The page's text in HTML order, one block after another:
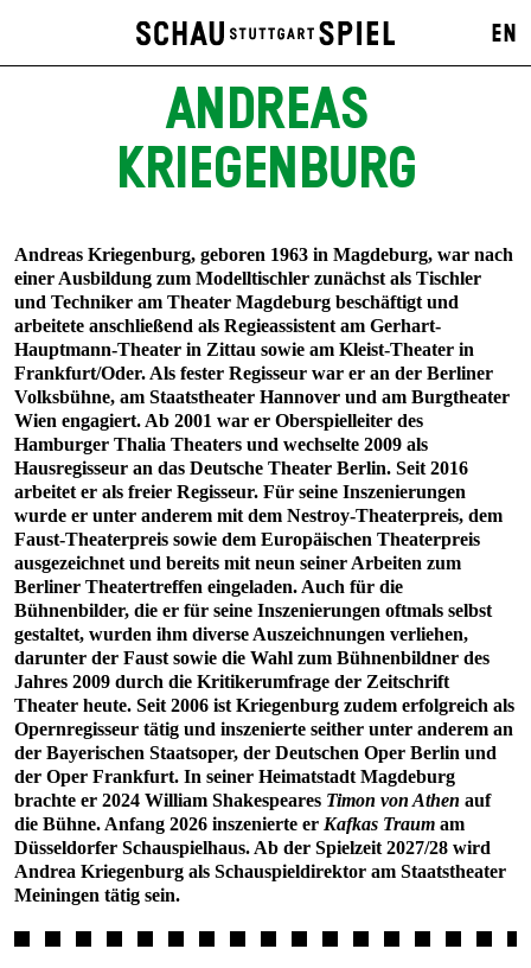
EN
ANDREAS
KRIEGENBURG
Andreas Kriegenburg, geboren 1963 in Magdeburg, war nach
einer Ausbildung zum Modelltischler zunächst als Tischler
und Techniker am Theater Magdeburg beschäftigt und
arbeitete anschließend als Regieassistent am Gerhart-
Hauptmann-Theater in Zittau sowie am Kleist-Theater in
Frankfurt/Oder. Als fester Regisseur war er an der Berliner
Volksbühne, am Staatstheater Hannover und am Burgtheater
Wien engagiert. Ab 2001 war er Oberspielleiter des
Hamburger Thalia Theaters und wechselte 2009 als
Hausregisseur an das Deutsche Theater Berlin. Seit 2016
arbeitet er als freier Regisseur. Für seine Inszenierungen
wurde er unter anderem mit dem Nestroy-Theaterpreis, dem
Faust-Theaterpreis sowie dem Europäischen Theaterpreis
ausgezeichnet und bereits mit neun seiner Arbeiten zum
Berliner Theatertreffen eingeladen. Auch für die
Bühnenbilder, die er für seine Inszenierungen oftmals selbst
gestaltet, wurden ihm diverse Auszeichnungen verliehen,
darunter der Faust sowie die Wahl zum Bühnenbildner des
Jahres 2009 durch die Kritikerumfrage der Zeitschrift
Theater heute. Seit 2006 ist Kriegenburg zudem erfolgreich als
Opernregisseur tätig und inszenierte seither unter anderem an
der Bayerischen Staatsoper, der Deutschen Oper Berlin und
der Oper Frankfurt. In seiner Heimatstadt Magdeburg
brachte er 2024 William Shakespeares Timon von Athen auf
die Bühne. Anfang 2026 inszenierte er Kafkas Traum am
Düsseldorfer Schauspielhaus. Ab der Spielzeit 2027/28 wird
Andrea Kriegenburg als Schauspieldirektor am Staatstheater
Meiningen tätig sein.